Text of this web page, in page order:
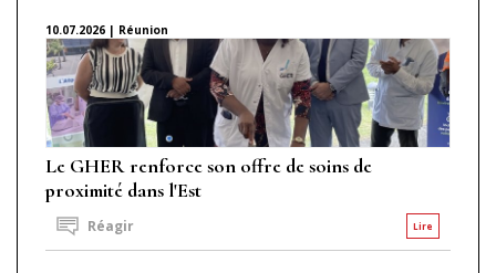
10.07.2026 | Réunion
Le GHER renforce son offre de soins de
proximité dans l'Est
Lire
Réagir